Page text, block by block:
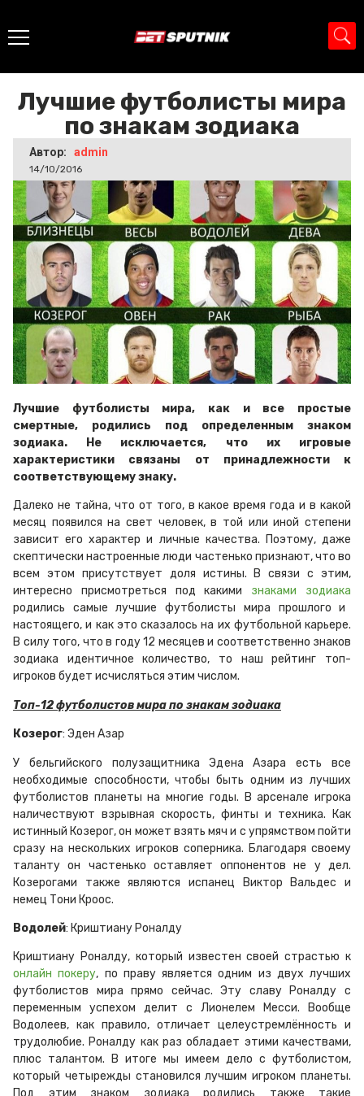
Лучшие футболисты мира
по знакам зодиака
Автор: admin
14/10/2016
Лучшие футболисты мира, как и все простые
смертные, родились под определенным знаком
зодиака. Не исключается, что их игровые
характеристики связаны от принадлежности к
соответствующему знаку.
Далеко не тайна, что от того, в какое время года и в какой
месяц появился на свет человек, в той или иной степени
зависит его характер и личные качества. Поэтому, даже
скептически настроенные люди частенько признают, что во
всем этом присутствует доля истины. В связи с этим,
интересно присмотреться под какими знаками зодиака
родились самые лучшие футболисты мира прошлого и
настоящего, и как это сказалось на их футбольной карьере.
В силу того, что в году 12 месяцев и соответственно знаков
зодиака идентичное количество, то наш рейтинг топ-
игроков будет исчисляться этим числом.
Топ-12 футболистов мира по знакам зодиака
Козерог: Эден Азар
У бельгийского полузащитника Эдена Азара есть все
необходимые способности, чтобы быть одним из лучших
футболистов планеты на многие годы. В арсенале игрока
наличествуют взрывная скорость, финты и техника. Как
истинный Козерог, он может взять мяч и с упрямством пойти
сразу на нескольких игроков соперника. Благодаря своему
таланту он частенько оставляет оппонентов не у дел.
Козерогами также являются испанец Виктор Вальдес и
немец Тони Кроос.
Водолей: Криштиану Роналду
Криштиану Роналду, который известен своей страстью к
онлайн покеру, по праву является одним из двух лучших
футболистов мира прямо сейчас. Эту славу Роналду с
переменным успехом делит с Лионелем Месси. Вообще
Водолеев, как правило, отличает целеустремлённость и
трудолюбие. Роналду как раз обладает этими качествами,
плюс талантом. В итоге мы имеем дело с футболистом,
который четырежды становился лучшим игроком планеты.